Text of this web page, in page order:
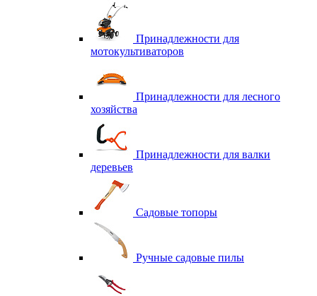
Принадлежности для
мотокультиваторов
Принадлежности для лесного
хозяйства
Принадлежности для валки
деревьев
Садовые топоры
Ручные садовые пилы